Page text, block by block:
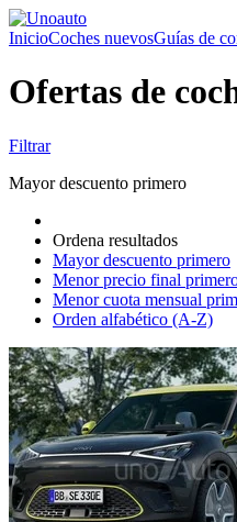
InicioCoches nuevosGuías de
Ofertas de
Filtrar
Mayor descuento primero
Ordena resultados
Mayor descuento primero
Menor precio final
Menor cuota mensual
Orden alfabético (A-Z)